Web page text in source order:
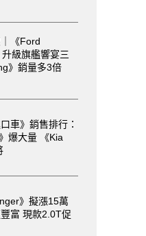
《Ford
級旗艦響宴三
》銷量多3倍
車》銷售排行：
爆大量 《Kia
》擬漲15萬
富 現款2.0T促